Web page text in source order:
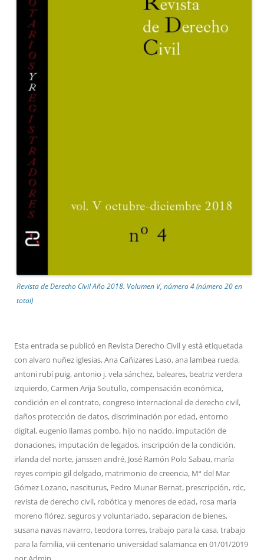
Revista de Derecho Civil Año 2018. Volumen V, número 4 (número 20 en
total)
Esta entrada se publicó en Revista Derecho Civily está etiquetada
con alvaro nuñez iglesias,Ana Cañizares Laso,ana lambea rueda,
antoni rubí puig,antonio j. vela sánchez, baleares, beatriz verdera
izquierdo,Carmen Arija Soutullo,compensación económica,
condición en el contrato,congreso internacional de derecho civil,
daños protección de datos,discriminación por edad,entorno
digital,eugenio llamas pombo, hijo no nacido, imputación de
donaciones, imputación de legados, inscripción de la condición,
irlanda del norte, janssen andré, José Ramón Polo Sabau, maría
reyes corripio gil delgado, matrimonio de creencia, Mª del Mar
Gómez Lozano, nasciturus, Pedro Munar Bernat, prescripción, rdc,
revista de derecho civil, robótica y menores de edad, rosa maría
moreno flórez,seguros y voluntariado,separacion de bienes,
susana navas navarro,teodora torres,trabajo para la casa,trabajo
para la familia,viii centenario universidad salamanca en 01/01/2019